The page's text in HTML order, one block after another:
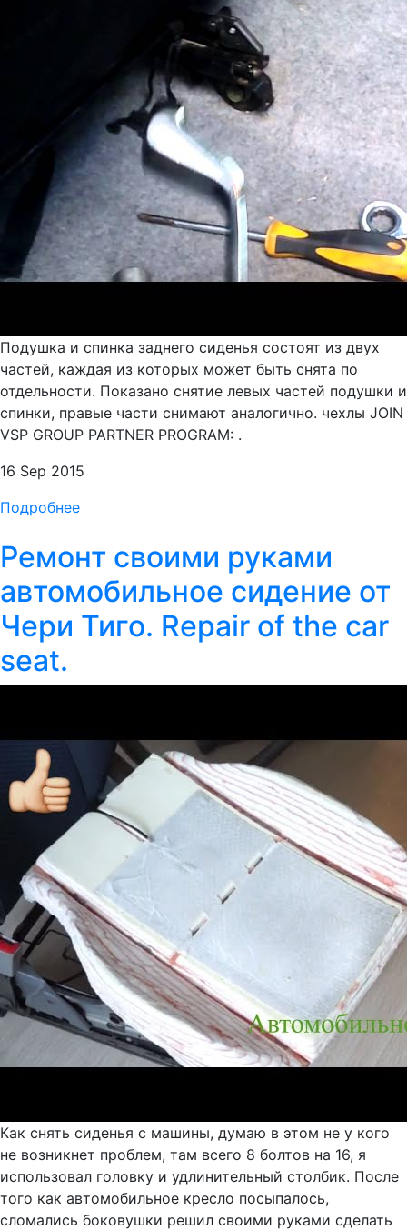
Подушка и спинка заднего сиденья состоят из двух
частей, каждая из которых может быть снята по
отдельности. Показано снятие левых частей подушки и
спинки, правые части снимают аналогично. чехлы JOIN
VSP GROUP PARTNER PROGRAM: .
16 Sep 2015
Подробнее
Ремонт своими руками
автомобильное сидение от
Чери Тиго. Repair of the car
seat.
Как снять сиденья с машины, думаю в этом не у кого
не возникнет проблем, там всего 8 болтов на 16, я
использовал головку и удлинительный столбик. После
того как автомобильное кресло посыпалось,
сломались боковушки решил своими руками сделать